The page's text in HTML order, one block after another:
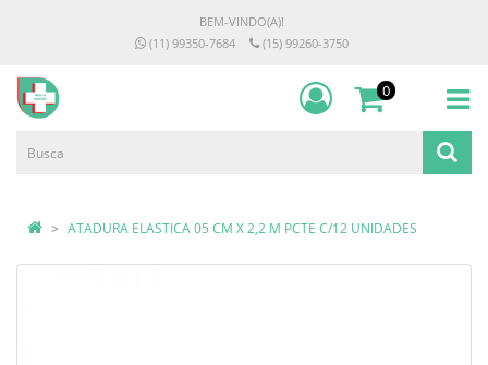
BEM-VINDO(A)!
(11) 99350-7684
(15) 99260-3750
0
ATADURA ELASTICA 05 CM X 2,2 M PCTE C/12 UNIDADES